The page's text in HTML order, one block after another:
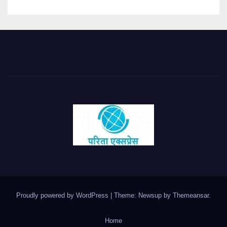
Proudly powered by WordPress | Theme: Newsup by Themeansar.
Home